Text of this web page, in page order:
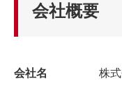
会社概要
会社名 株